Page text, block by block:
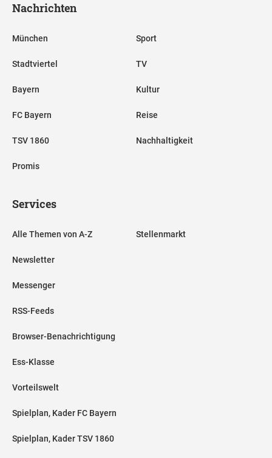
Nachrichten
München
Stadtviertel
Bayern
FC Bayern
TSV 1860
Promis
Sport
TV
Kultur
Reise
Nachhaltigkeit
Services
Alle Themen von A-Z
Newsletter
Messenger
RSS-Feeds
Browser-Benachrichtigung
Ess-Klasse
Vorteilswelt
Spielplan, Kader FC Bayern
Spielplan, Kader TSV 1860
Stellenmarkt